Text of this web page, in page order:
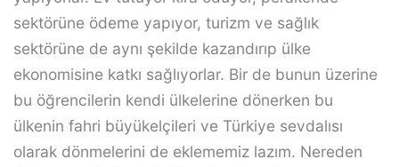
sektörüne ödeme yapıyor, turizm ve sağlık
sektörüne de aynı şekilde kazandırıp ülke
ekonomisine katkı sağlıyorlar. Bir de bunun üzerine
bu öğrencilerin kendi ülkelerine dönerken bu
ülkenin fahri büyükelçileri ve Türkiye sevdalısı
olarak dönmelerini de eklememiz lazım. Nereden